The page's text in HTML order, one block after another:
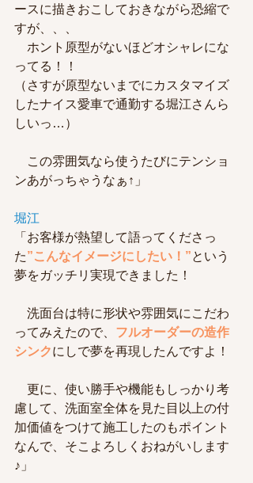
ースに描きおこしておきながら恐縮で
すが、、、
ホント原型がないほどオシャレにな
ってる！！
（さすが原型ないまでにカスタマイズ
したナイス愛車で通勤する堀江さんら
しいっ…）
この雰囲気なら使うたびにテンショ
ンあがっちゃうなぁ↑」
堀江
「お客様が熱望して語ってくださっ
た”こんなイメージにしたい！”という
夢をガッチリ実現できました！
洗面台は特に形状や雰囲気にこだわ
ってみえたので、 フルオーダーの造作
シンクにしで夢を再現したんですよ！
更に、使い勝手や機能もしっかり考
慮して、洗面室全体を見た目以上の付
加価値をつけて施工したのもポイント
なんで、そこよろしくおねがいします
♪」